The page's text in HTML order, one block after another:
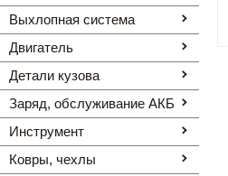
Выхлопная система
Двигатель
Детали кузова
Заряд, обслуживание АКБ
Инструмент
Ковры, чехлы